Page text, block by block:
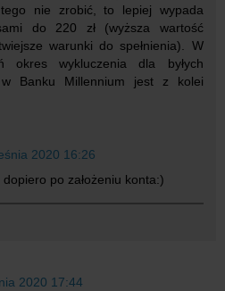
nie zrobić, to lepiej wypada
do 220 zł (wyższa wartość
warunki do spełnienia). W
okres wykluczenia dla byłych
Banku Millennium jest z kolei
2020 16:26
po założeniu konta:)
2020 17:44